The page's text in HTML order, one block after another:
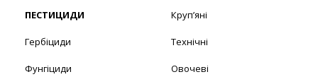
ПЕСТИЦИДИ
Гербіциди
Фунгіциди
Круп’яні
Технічні
Овочеві